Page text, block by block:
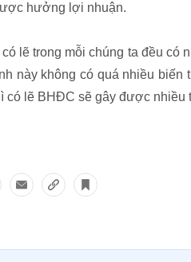
hưởng lợi nhuận.
lẽ trong mỗi chúng ta đều có
này không có quá nhiều
có lẽ BHĐC sẽ gây được